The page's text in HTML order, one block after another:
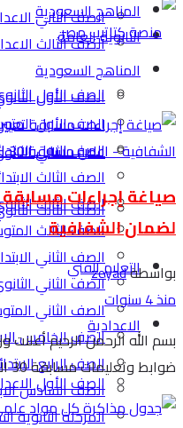
الصف الثاني
الصف الثالث
المناهج السعودية
الصف الأول
الصف الأول
الصف الاول
الصف الثالث
الصف الثالث
الصف الثالث
الصف الثاني
الصف الثاني
الصف الثاني
الصف الخامس
الصف الرابع
الصف السادس
المرحلة الثانوية
الثانوية العامة
الصف الأول
الصف الثاني
الصف الثالث
التعليم الفني
الاعدادية
الصف الأول
المناهج السعودية
لضمان الشفافية
بواسطةzeyad
منذ 4 سنوات
بسم الله الرحمن الرحيم أعلنت
ضوابط وتعليمات مسابقة 30 الف معلم والتي أعلنت عن ...